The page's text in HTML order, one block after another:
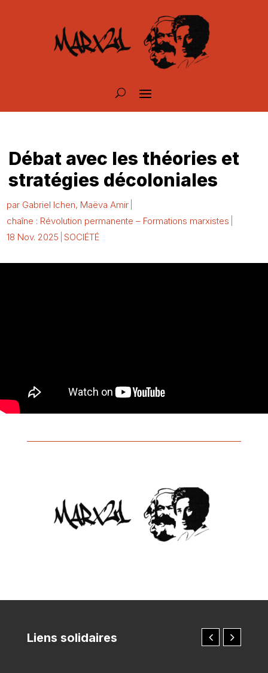
Débat avec les théories et
stratégies décoloniales
par Gabriel Ichen, Maëva Amir
chaîne : Révolution permanente – Formations marxistes
18 Nov. 2025 SOCIÉTÉ
Liens solidaires